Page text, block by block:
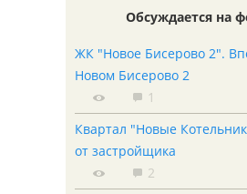
Обсуждается на
ЖК "Новое Бисерово 2".
Новом Бисерово 2
1
Квартал "Новые
от застройщика
2